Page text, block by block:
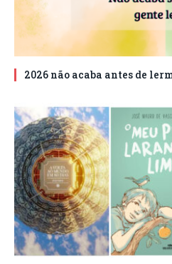
2026 não acaba antes de